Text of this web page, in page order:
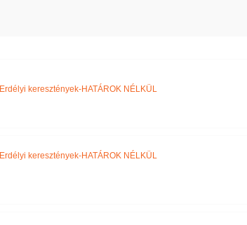
Erdélyi keresztények-HATÁROK NÉLKÜL
Erdélyi keresztények-HATÁROK NÉLKÜL